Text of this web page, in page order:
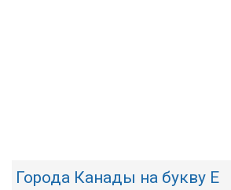
Города Канады на букву Е